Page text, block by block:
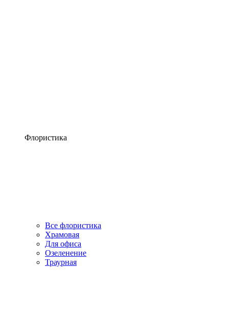
Флористика
Все флористика
Храмовая
Для офиса
Озеленение
Траурная